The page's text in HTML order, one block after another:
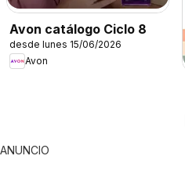
Avon catálogo Ciclo 8
desde lunes 15/06/2026
Avon
ANUNCIO